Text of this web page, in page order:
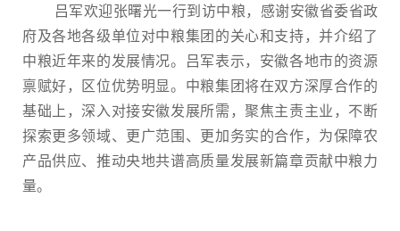
吕军欢迎张曙光一行到访中粮，感谢安徽省委省政
府及各地各级单位对中粮集团的关心和支持，并介绍了
中粮近年来的发展情况。吕军表示，安徽各地市的资源
禀赋好，区位优势明显。中粮集团将在双方深厚合作的
基础上，深入对接安徽发展所需，聚焦主责主业，不断
探索更多领域、更广范围、更加务实的合作，为保障农
产品供应、推动央地共谱高质量发展新篇章贡献中粮力
量。